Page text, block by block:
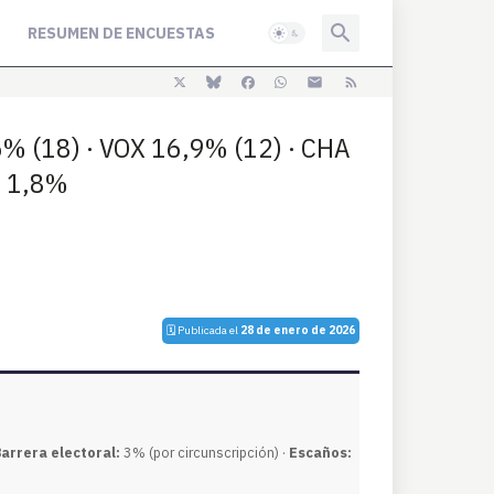
RESUMEN DE ENCUESTAS
(18) · VOX 16,9% (12) · CHA
1,8%
🗓️ Publicada el 28 de enero de 2026
electoral: 3% (por circunscripción) · Escaños: